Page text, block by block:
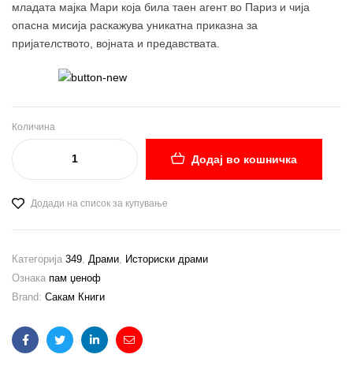
младата мајка Мари која била таен агент во Париз и чија
опасна мисија раскажува уникатна приказна за
пријателството, војната и предавствата.
Количина
Додај во кошничка
Додади на список за купување
Категорија 349 Драми
Историски драми
Ознака пам џеноф
Brand: Сакам Книги
FacebookTwitterLinkedinEmail